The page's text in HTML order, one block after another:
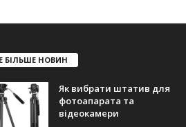
БІЛЬШЕ НОВИН
Як вибрати штатив для
фотоапарата та
відеокамери